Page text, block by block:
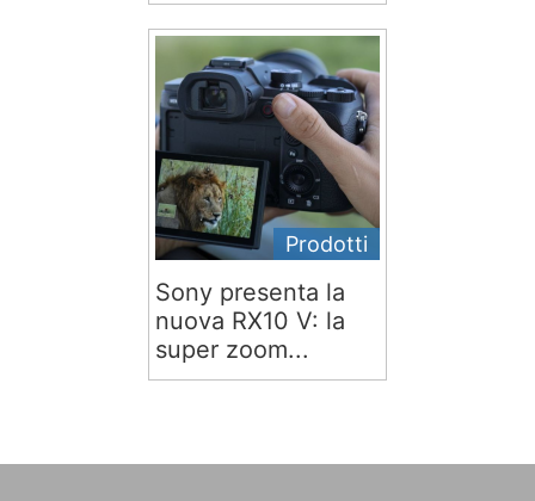
Prodotti
Sony presenta la
nuova RX10 V: la
super zoom...